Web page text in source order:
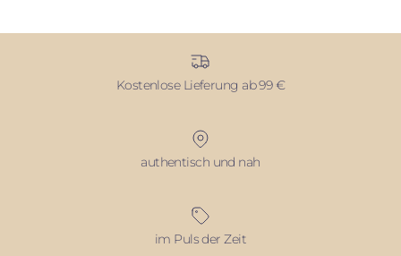
Kostenlose Lieferung ab 99 €
authentisch und nah
im Puls der Zeit